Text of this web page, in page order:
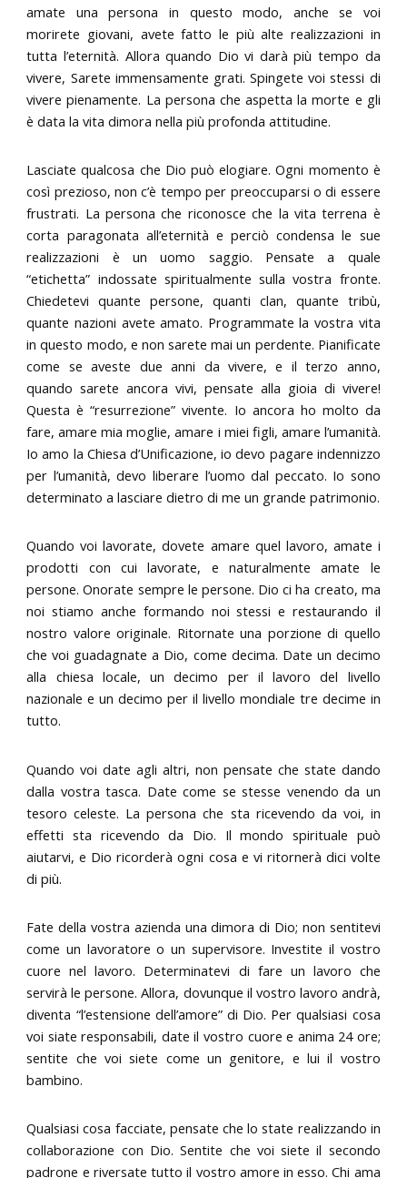
amate una persona in questo modo, anche se voi
morirete giovani, avete fatto le più alte realizzazioni in
tutta l’eternità. Allora quando Dio vi darà più tempo da
vivere, Sarete immensamente grati. Spingete voi stessi di
vivere pienamente. La persona che aspetta la morte e gli
è data la vita dimora nella più profonda attitudine.
Lasciate qualcosa che Dio può elogiare. Ogni momento è
così prezioso, non c’è tempo per preoccuparsi o di essere
frustrati. La persona che riconosce che la vita terrena è
corta paragonata all’eternità e perciò condensa le sue
realizzazioni è un uomo saggio. Pensate a quale
“etichetta” indossate spiritualmente sulla vostra fronte.
Chiedetevi quante persone, quanti clan, quante tribù,
quante nazioni avete amato. Programmate la vostra vita
in questo modo, e non sarete mai un perdente. Pianificate
come se aveste due anni da vivere, e il terzo anno,
quando sarete ancora vivi, pensate alla gioia di vivere!
Questa è “resurrezione” vivente. Io ancora ho molto da
fare, amare mia moglie, amare i miei figli, amare l’umanità.
Io amo la Chiesa d’Unificazione, io devo pagare indennizzo
per l’umanità, devo liberare l’uomo dal peccato. Io sono
determinato a lasciare dietro di me un grande patrimonio.
Quando voi lavorate, dovete amare quel lavoro, amate i
prodotti con cui lavorate, e naturalmente amate le
persone. Onorate sempre le persone. Dio ci ha creato, ma
noi stiamo anche formando noi stessi e restaurando il
nostro valore originale. Ritornate una porzione di quello
che voi guadagnate a Dio, come decima. Date un decimo
alla chiesa locale, un decimo per il lavoro del livello
nazionale e un decimo per il livello mondiale tre decime in
tutto.
Quando voi date agli altri, non pensate che state dando
dalla vostra tasca. Date come se stesse venendo da un
tesoro celeste. La persona che sta ricevendo da voi, in
effetti sta ricevendo da Dio. Il mondo spirituale può
aiutarvi, e Dio ricorderà ogni cosa e vi ritornerà dici volte
di più.
Fate della vostra azienda una dimora di Dio; non sentitevi
come un lavoratore o un supervisore. Investite il vostro
cuore nel lavoro. Determinatevi di fare un lavoro che
servirà le persone. Allora, dovunque il vostro lavoro andrà,
diventa “l’estensione dell’amore” di Dio. Per qualsiasi cosa
voi siate responsabili, date il vostro cuore e anima 24 ore;
sentite che voi siete come un genitore, e lui il vostro
bambino.
Qualsiasi cosa facciate, pensate che lo state realizzando in
collaborazione con Dio. Sentite che voi siete il secondo
padrone e riversate tutto il vostro amore in esso. Chi ama